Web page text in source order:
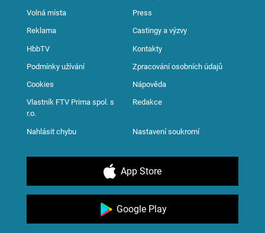
Volná místa Press
Reklama Castingy a výzvy
HbbTV Kontakty
Podmínky užívání Zpracování osobních údajů
Cookies Nápověda
Vlastník FTV Prima spol. s
r.o.
Redakce
Nahlásit chybu Nastavení soukromí
App Store
Google Play